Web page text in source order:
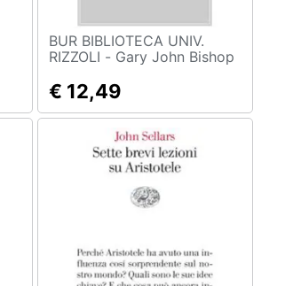
BUR BIBLIOTECA UNIV.
RIZZOLI - Gary John Bishop
Palle. Esci Dalla Tua Testa
Ed Entra Nella Vita Vera
€ 12,49